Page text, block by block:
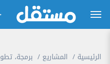
الرئيسية المشاريع برمجة،